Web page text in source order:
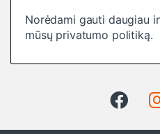
Norėdami gauti daugiau
mūsų privatumo politiką.